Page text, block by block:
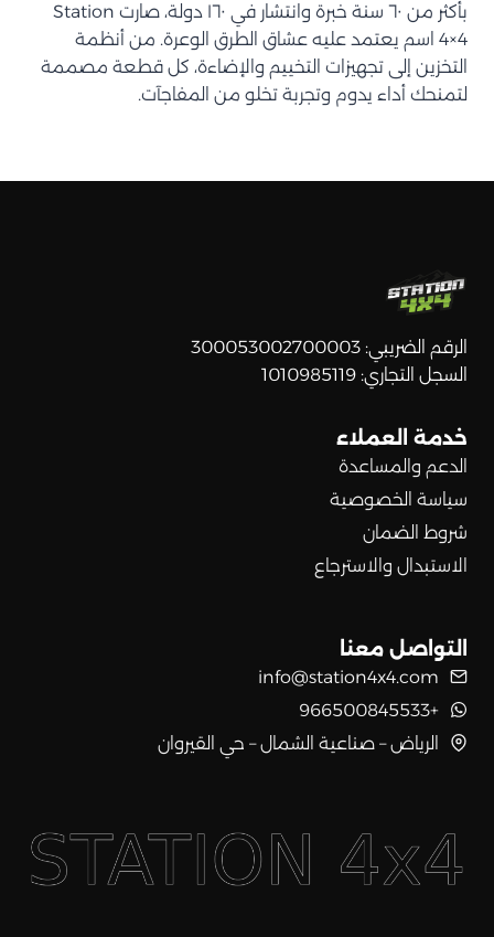
بأكثر من ٦٠ سنة خبرة وانتشار في ١٦٠ دولة، صارت Station
4×4 اسم يعتمد عليه عشاق الطرق الوعرة. من أنظمة
التخزين إلى تجهيزات التخييم والإضاءة، كل قطعة مصممة
لتمنحك أداء يدوم وتجربة تخلو من المفاجآت.
الرقم الضريبي: 300053002700003
السجل التجاري: 1010985119
خدمة العملاء
الدعم والمساعدة
سياسة الخصوصية
شروط الضمان
الاستبدال والاسترجاع
التواصل معنا
info@station4x4.com
+966500845533
الرياض – صناعية الشمال – حي القيروان